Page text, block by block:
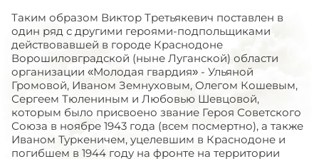
Таким образом Виктор Третьякевич поставлен в
один ряд с другими героями-подпольщиками
действовавшей в городе Краснодоне
Ворошиловградской (ныне Луганской) области
организации «Молодая гвардия» - Ульяной
Громовой, Иваном Земнуховым, Олегом Кошевым,
Сергеем Тюлениным и Любовью Шевцовой,
которым было присвоено звание Героя Советского
Союза в ноябре 1943 года (всем посмертно), а также
Иваном Туркеничем, уцелевшим в Краснодоне и
погибшем в 1944 году на фронте на территории